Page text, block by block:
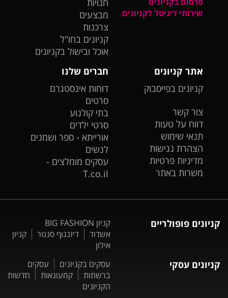
שירותי דיגיטל לקניונים
מבצעים
צרכנות
קניונים בחו"ל
אוכל ובישול בקניונים
אתר קניונים
קניונים בפייסבוק
צור קשר
דווח על טעות
תנאי שימוש
הצהרת נגישות
מדיניות פרטיות
משרות באתר
חברים שלנו
דוחות אינסטגרם
סרטים
בתי קולנוע
סרטי ילדים
אורייתא - ספר ושמנים
לנשים
עסקים מומלצים -
T.co.il
קניונים פופולריים
קניון BIG FASHION
אשדוד
דיזנגוף סנטר
קניון
אילון
קניונים עסקי עסקים בקניונים
עסקים
ברשתות
קמעונאות
חדשות
הקניונים